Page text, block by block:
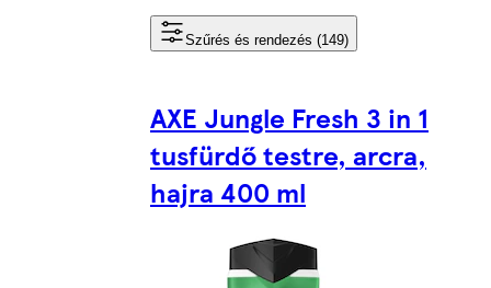
Szűrés és rendezés (149)
AXE Jungle Fresh 3 in 1
tusfürdő testre, arcra,
hajra 400 ml